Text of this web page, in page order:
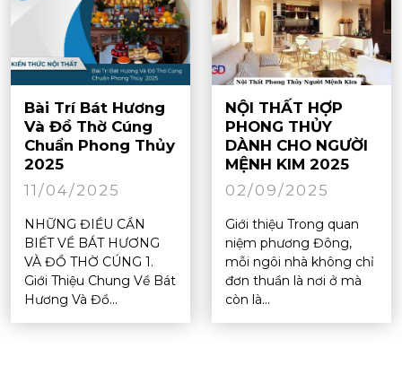
Bài Trí Bát Hương
Và Đồ Thờ Cúng
Chuẩn Phong Thủy
2025
11/04/2025
NHỮNG ĐIỀU CẦN
BIẾT VỀ BÁT HƯƠNG
VÀ ĐỒ THỜ CÚNG 1.
Giới Thiệu Chung Về Bát
Hương Và Đồ...
NỘI THẤT HỢP
PHONG THỦY
DÀNH CHO NGƯỜI
MỆNH KIM 2025
02/09/2025
Giới thiệu Trong quan
niệm phương Đông,
mỗi ngôi nhà không chỉ
đơn thuần là nơi ở mà
còn là...